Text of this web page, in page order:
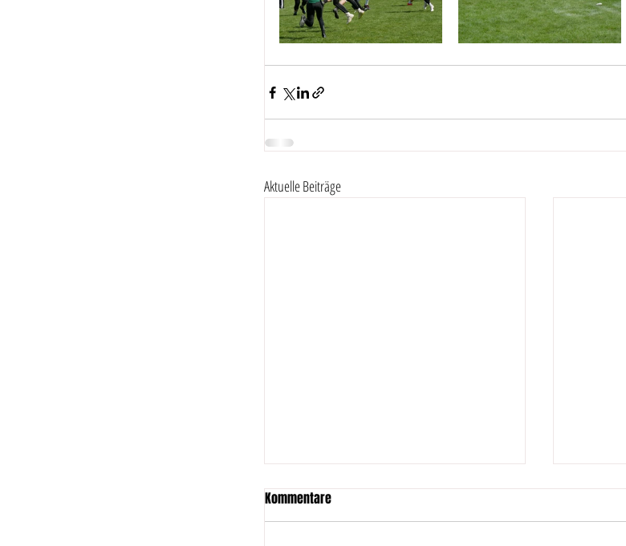
Aktuelle Beiträge
Kommentare